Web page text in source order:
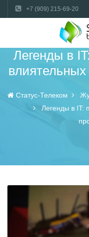
+7 (909) 215-69-20
Легенды в
Статус-Телеком
Легенды в IT: